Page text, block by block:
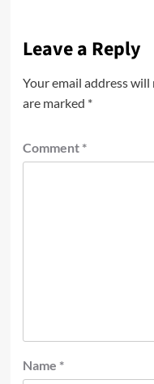
Leave a Reply
Your email address will
are marked *
Comment *
Name *